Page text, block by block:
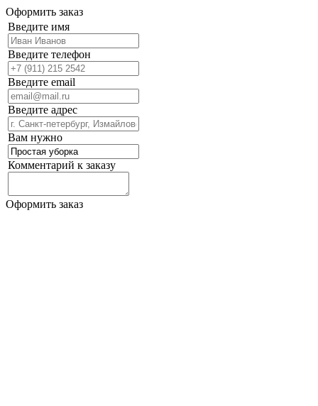
Оформить заказ
Введите имя
Введите телефон
Введите email
Введите адрес
Вам нужно
Комментарий к заказу
Оформить заказ